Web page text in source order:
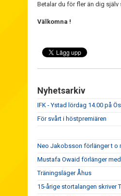
Betalar du för fler än dig själv
Välkomna !
Nyhetsarkiv
IFK - Ystad lördag 14.00 på
För svårt i höstpremiären
Neo Jakobsson förlänger t o
Mustafa Owaid förlänger
Träningsläger Åhus
15-årige stortalangen skriver